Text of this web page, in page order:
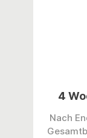
4
Nach